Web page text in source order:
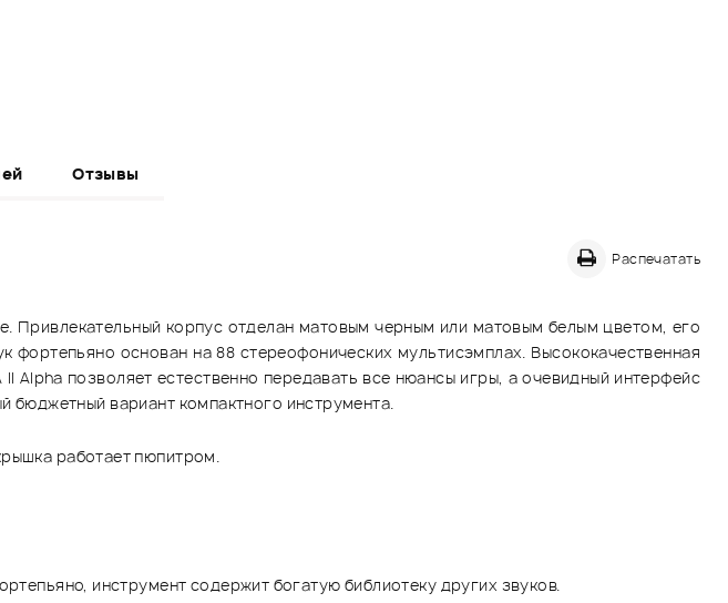
Отзывы
Распечатать
Привлекательный корпус отделан матовым черным или матовым белым цветом, его
основан на 88 стереофонических мультисэмплах. Высококачественная
Alpha позволяет естественно передавать все нюансы игры, а очевидный интерфейс
бюджетный вариант компактного инструмента.
работает пюпитром.
инструмент содержит богатую библиотеку других звуков.